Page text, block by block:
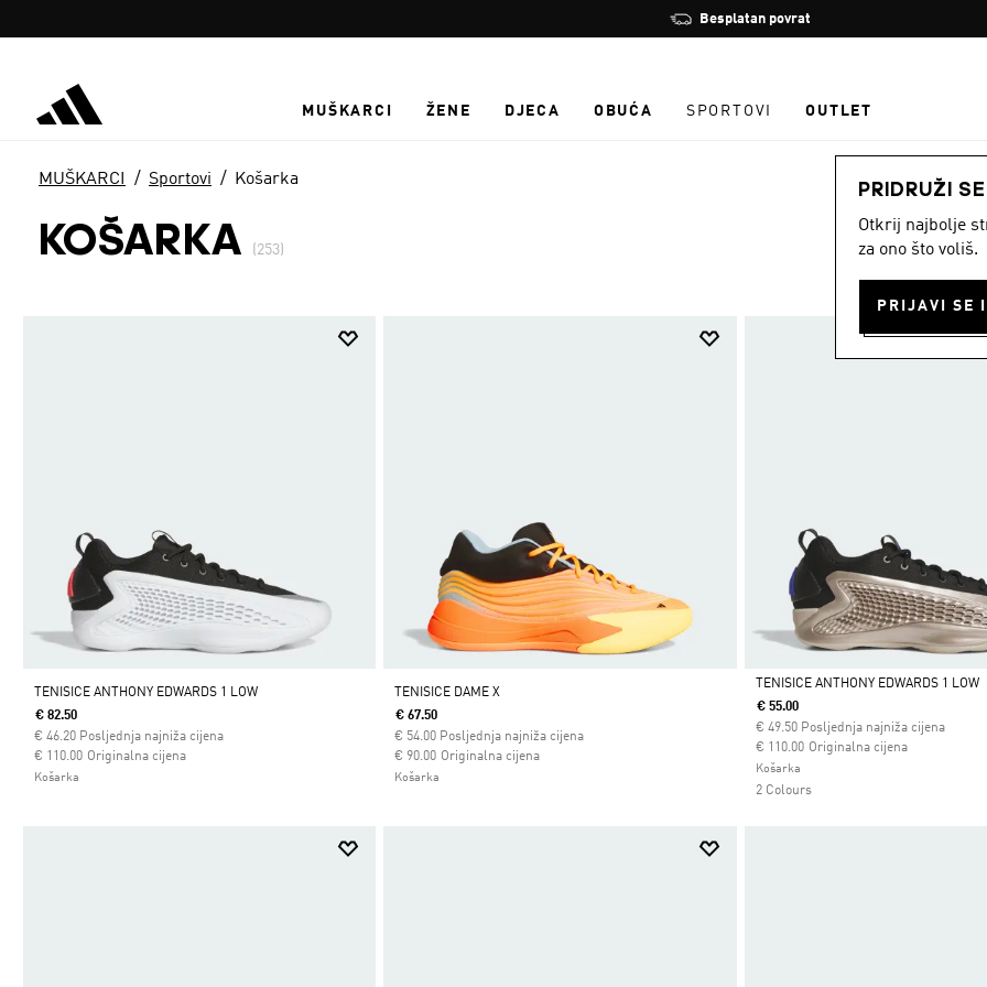
Zaustavi
rotaciju
Učlani se i ostvari 10 % popusta
MUŠKARCI ŽENE DJECA OBUĆA SPORTOVI OUTLET
PRIDRUŽI
Otkrij najbolje
za ono što voliš.
MUŠKARCI Sportovi Košarka
KOŠARKA (253)
TENISICE ANTHONY EDWARDS 1 LOW
€ 82.50
€ 46.20 Posljednja najniža cijena
Originalna cijena
Cijena umanjena od
€ 110.00za
Košarka
TENISICE DAME X
€ 67.50
€ 54.00 Posljednja najniža cijena
Originalna cijena
Cijena umanjena od
€ 90.00za
Košarka
Da
TENISICE ANTHONY EDWARDS 1 LOW
€ 55.00
€ 49.50 Posljednja najniža cijena
Originalna cijena
Cijena umanjena od
€ 110.00za
Košarka
2 Colours